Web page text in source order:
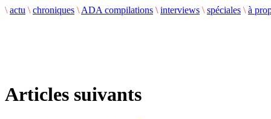
\ actu \ chroniques \ ADA compilations \ interviews \ spéciales \ à
Articles suivants